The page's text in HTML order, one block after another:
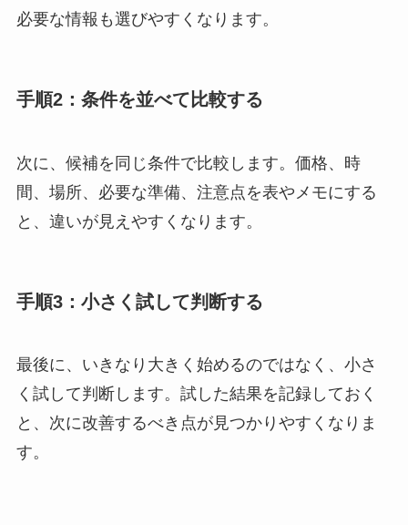
必要な情報も選びやすくなります。
手順2：条件を並べて比較する
次に、候補を同じ条件で比較します。価格、時
間、場所、必要な準備、注意点を表やメモにする
と、違いが見えやすくなります。
手順3：小さく試して判断する
最後に、いきなり大きく始めるのではなく、小さ
く試して判断します。試した結果を記録しておく
と、次に改善するべき点が見つかりやすくなりま
す。